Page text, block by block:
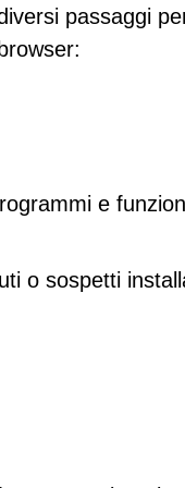
passaggi
e
o sospetti